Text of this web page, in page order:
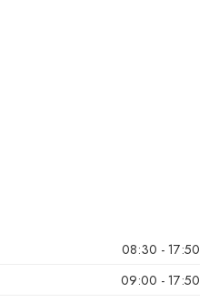
08:30 - 17:50
09:00 - 17:50